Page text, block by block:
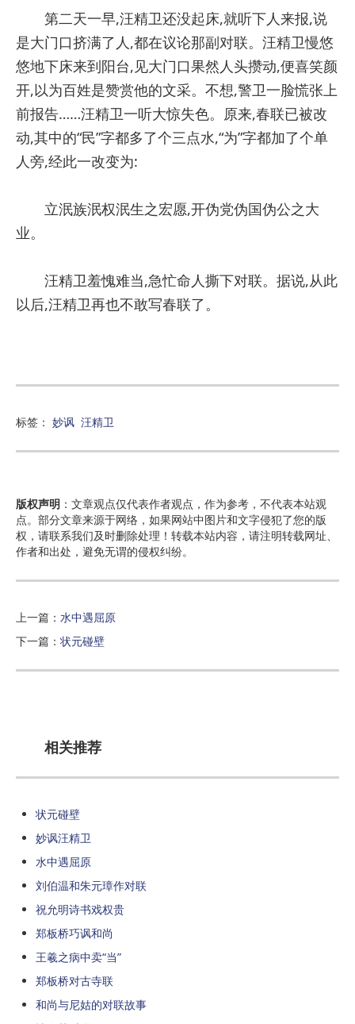
第二天一早,汪精卫还没起床,就听下人来报,说
是大门口挤满了人,都在议论那副对联。汪精卫慢悠
悠地下床来到阳台,见大门口果然人头攒动,便喜笑颜
开,以为百姓是赞赏他的文采。不想,警卫一脸慌张上
前报告……汪精卫一听大惊失色。原来,春联已被改
动,其中的“民”字都多了个三点水,“为”字都加了个单
人旁,经此一改变为:
立泯族泯权泯生之宏愿,开伪党伪国伪公之大
业。
汪精卫羞愧难当,急忙命人撕下对联。据说,从此
以后,汪精卫再也不敢写春联了。
标签： 妙讽 汪精卫
版权声明 ：文章观点仅代表作者观点，作为参考，不代表本站观
点。部分文章来源于网络，如果网站中图片和文字侵犯了您的版
权，请联系我们及时删除处理！转载本站内容，请注明转载网址、
作者和出处，避免无谓的侵权纠纷。
上一篇： 水中遇屈原
下一篇： 状元碰壁
相关推荐
状元碰壁
妙讽汪精卫
水中遇屈原
刘伯温和朱元璋作对联
祝允明诗书戏权贵
郑板桥巧讽和尚
王羲之病中卖“当”
郑板桥对古寺联
和尚与尼姑的对联故事